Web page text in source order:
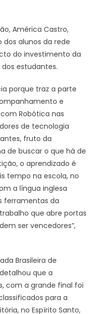
América Castro,
alunos da rede
do investimento da
estudantes.
porque traz a parte
e
Robótica nas
de tecnologia
fruto da
de buscar o que há de
o aprendizado é
tempo na escola, no
a língua inglesa
ferramentas da
que abre portas
ser vencedores”,
Brasileira de
que a
com a grande final foi
para a
no Espírito Santo,